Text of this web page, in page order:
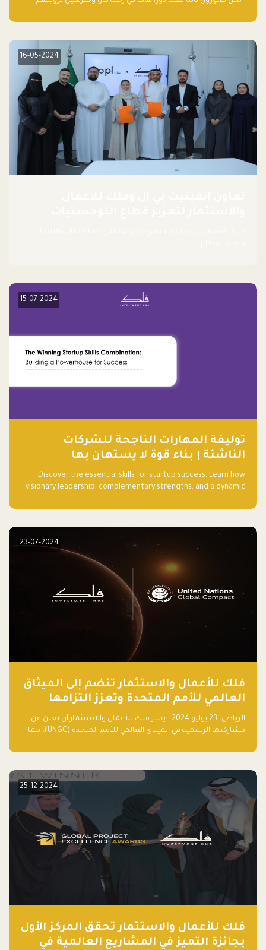
جيدًا لكوكبنا فحسب، بل إنه جيد أيضًا للأعمال”.
16-05-2024
15-07-2024
توليفة المهارات الناجحة للشركات
الناشئة | بناء قوة لا يستهان بها
Discover the essential skills for startup success. Learn how
visionary leadership, complementary strengths, and a dynamic
elevate your startup! Follow us @FalakHub
23-07-2024
فلك للأعمال والاستثمار تنضم إلى الميثاق
العالمي للأمم المتحدة وتعزز التزامها
بالاستدامة مع مسرعة فلاقشِب: تقنيات
المناخ
الرياض، 23 يوليو 2024 - يسر فلك للأعمال والاستثمار أن تعلن عن
مشاركتها الرسمية في الميثاق العالمي للأمم المتحدة (UNGC)، مما
25-12-2024
فلك للأعمال والاستثمار تحقق المركز الأول
بجائزة التميز في المشاريع العالمية في